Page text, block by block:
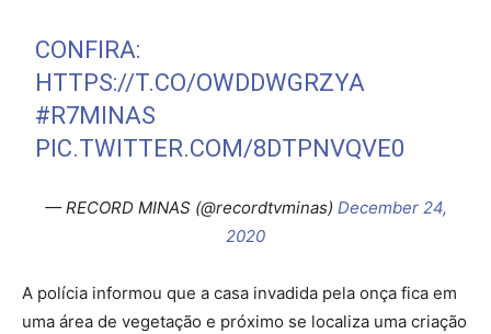
CONFIRA:
HTTPS://T.CO/OWDDWGRZYA
#R7MINAS
PIC.TWITTER.COM/8DTPNVQVE0
— RECORD MINAS (@recordtvminas) December 24,
2020
A polícia informou que a casa invadida pela onça fica em
uma área de vegetação e próximo se localiza uma criação